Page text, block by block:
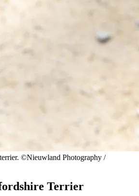
©Nieuwland Photography /
Terrier